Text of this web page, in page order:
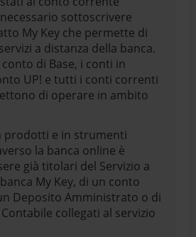
sottoscrivere
My Key che permette di
a distanza della banca.
di Base, i conti in
UP! e tutti i conti correnti
di operare in ambito
prodotti e in strumenti
la banca online è
già titolari del Servizio a
My Key, di un conto
Deposito Amministrato o di
collegati al servizio